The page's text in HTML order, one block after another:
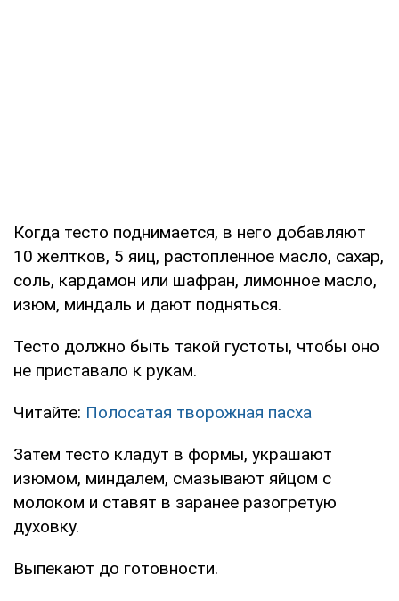
Когда тесто поднимается, в него добавляют
10 желтков, 5 яиц, растопленное масло, сахар,
соль, кардамон или шафран, лимонное масло,
изюм, миндаль и дают подняться.
Тесто должно быть такой густоты, чтобы оно
не приставало к рукам.
Читайте: Полосатая творожная пасха
Затем тесто кладут в формы, украшают
изюмом, миндалем, смазывают яйцом с
молоком и ставят в заранее разогретую
духовку.
Выпекают до готовности.